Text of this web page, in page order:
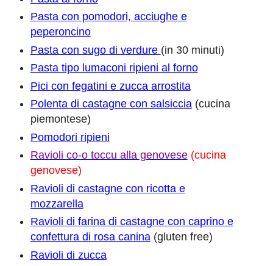
Pasta con pomodori, acciughe e
peperoncino
Pasta con sugo di verdure (in 30 minuti)
Pasta tipo lumaconi ripieni al forno
Pici con fegatini e zucca arrostita
Polenta di castagne con salsiccia (cucina
piemontese)
Pomodori ripieni
Ravioli co-o toccu alla genovese (cucina
genovese)
Ravioli di castagne con ricotta e
mozzarella
Ravioli di farina di castagne con caprino e
confettura di rosa canina(gluten free)
Ravioli di zucca